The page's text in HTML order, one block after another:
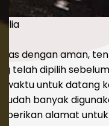
dengan aman,
telah dipilih
untuk datang
banyak
berikan alamat